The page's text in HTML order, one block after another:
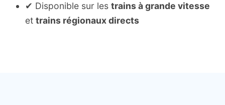
✔ Disponible sur les trains à grande vitesse
et trains régionaux directs